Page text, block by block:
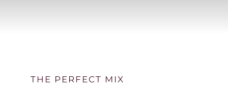
THE PERFECT MIX